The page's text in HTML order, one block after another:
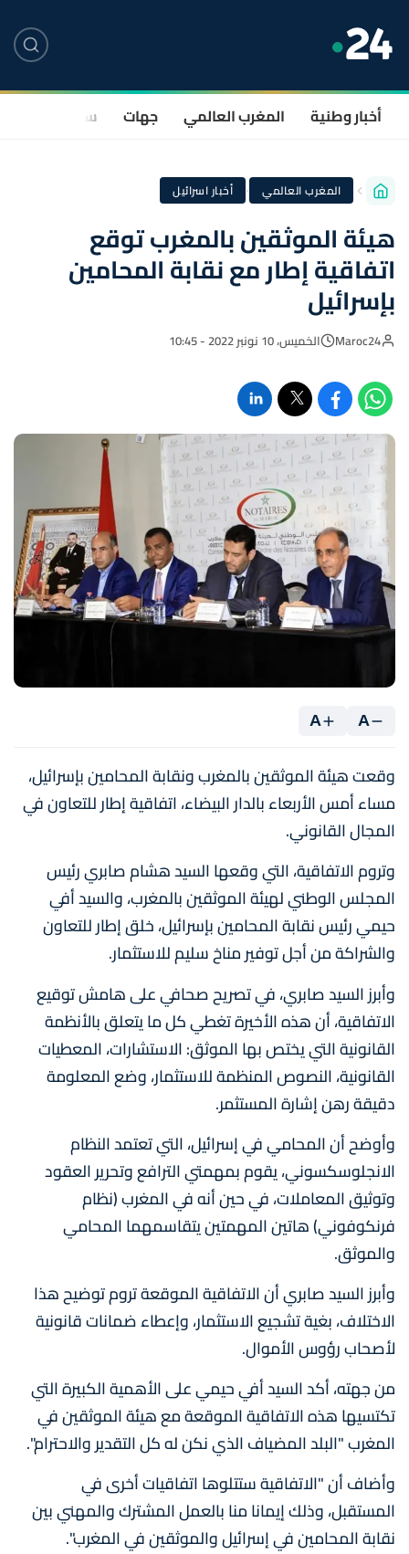
أخبار وطنية المغرب العالمي جهات سياسة
المغرب العالمي · أخبار اسرائيل
هيئة الموثقين بالمغرب توقع
اتفاقية إطار مع نقابة المحامين
بإسرائيل
Maroc24 الخميس، 10 نونبر 2022 - 10:45
A
A
وقعت هيئة الموثقين بالمغرب ونقابة المحامين بإسرائيل،
مساء أمس الأربعاء بالدار البيضاء، اتفاقية إطار للتعاون في
المجال القانوني.
وتروم الاتفاقية، التي وقعها السيد هشام صابري رئيس
المجلس الوطني لهيئة الموثقين بالمغرب، والسيد أفي
حيمي رئيس نقابة المحامين بإسرائيل، خلق إطار للتعاون
والشراكة من أجل توفير مناخ سليم للاستثمار.
وأبرز السيد صابري، في تصريح صحافي على هامش توقيع
الاتفاقية، أن هذه الأخيرة تغطي كل ما يتعلق بالأنظمة
القانونية التي يختص بها الموثق: الاستشارات، المعطيات
القانونية، النصوص المنظمة للاستثمار، وضع المعلومة
دقيقة رهن إشارة المستثمر.
وأوضح أن المحامي في إسرائيل، التي تعتمد النظام
الانجلوسكسوني، يقوم بمهمتي الترافع وتحرير العقود
وتوثيق المعاملات، في حين أنه في المغرب (نظام
فرنكوفوني) هاتين المهمتين يتقاسمهما المحامي
والموثق.
وأبرز السيد صابري أن الاتفاقية الموقعة تروم توضيح هذا
الاختلاف، بغية تشجيع الاستثمار، وإعطاء ضمانات قانونية
لأصحاب رؤوس الأموال.
من جهته، أكد السيد أفي حيمي على الأهمية الكبيرة التي
تكتسيها هذه الاتفاقية الموقعة مع هيئة الموثقين في
المغرب "البلد المضياف الذي نكن له كل التقدير والاحترام".
وأضاف أن "الاتفاقية ستتلوها اتفاقيات أخرى في
المستقبل، وذلك إيمانا منا بالعمل المشترك والمهني بين
نقابة المحامين في إسرائيل والموثقين في المغرب".